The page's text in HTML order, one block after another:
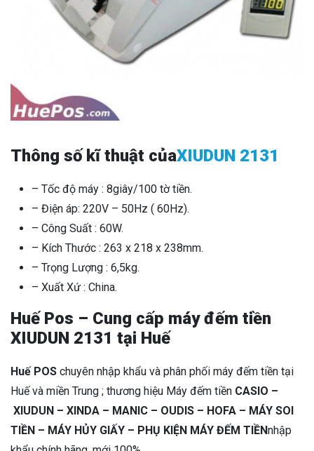
Thông số kĩ thuật củaXIUDUN 2131
– Tốc độ máy : 8giây/100 tờ tiền.
– Điện áp: 220V – 50Hz ( 60Hz).
– Công Suất : 60W.
– Kích Thước : 263 x 218 x 238mm.
– Trọng Lượng : 6,5kg.
– Xuất Xứ : China.
Huế Pos – Cung cấp máy đếm tiền
XIUDUN 2131 tại Huế
Huế POS chuyên nhập khẩu và phân phối máy đếm tiền tại
Huế và miền Trung ; thương hiệu Máy đếm tiền CASIO –
XIUDUN – XINDA – MANIC – OUDIS – HOFA – MÁY SOI
TIỀN – MÁY HỦY GIẤY – PHỤ KIỆN MÁY ĐẾM TIỀNnhập